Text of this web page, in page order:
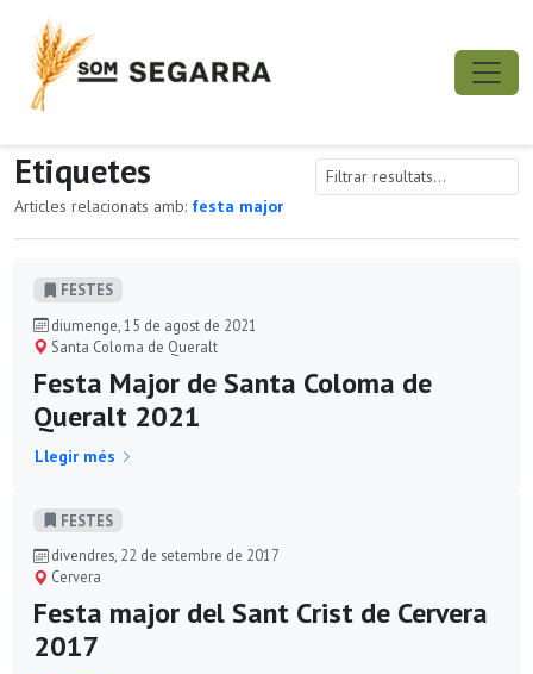
Etiquetes
Articles relacionats amb: festa major
FESTES
diumenge, 15 de agost de 2021
Santa Coloma de Queralt
Festa Major de Santa Coloma de
Queralt 2021
Llegir més
FESTES
divendres, 22 de setembre de 2017
Cervera
Festa major del Sant Crist de Cervera
2017